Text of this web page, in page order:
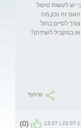
יש לעשות טיפול
הרגלים. האם זה נכון,מה
לסיים ברגל
לעבור לשניה ל-10 דקות או במקביל לשתיהן?
שיתוף
22.07.14 |
(0)